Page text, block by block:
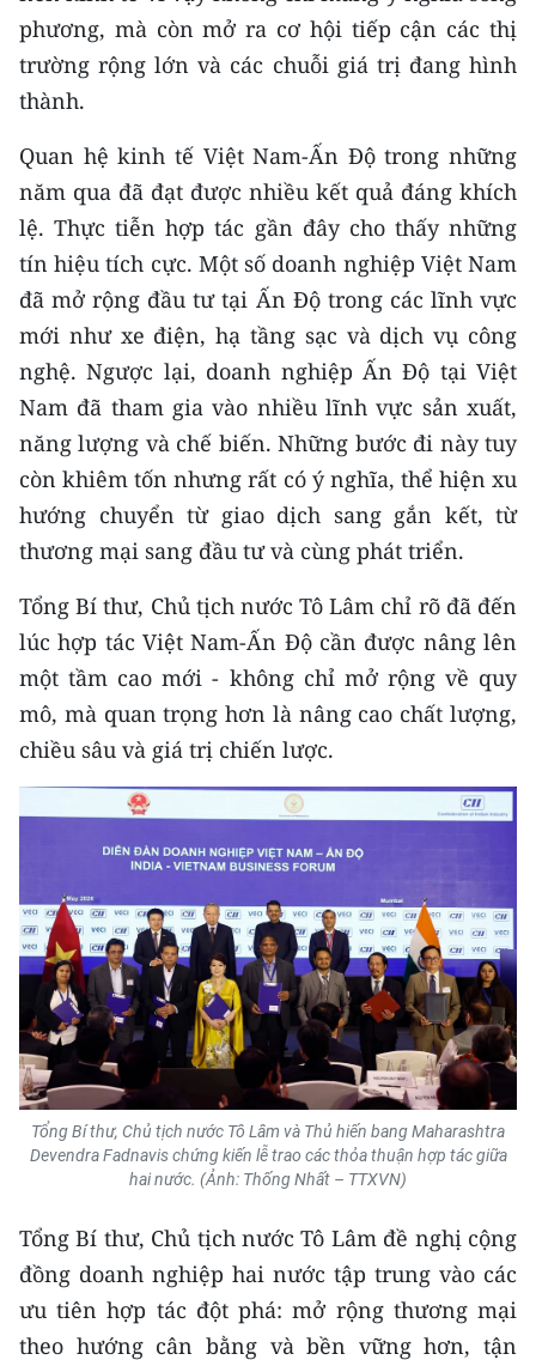
phương, mà còn mở ra cơ hội tiếp cận các thị
trường rộng lớn và các chuỗi giá trị đang hình
thành.
Quan hệ kinh tế Việt Nam-Ấn Độ trong những
năm qua đã đạt được nhiều kết quả đáng khích
lệ. Thực tiễn hợp tác gần đây cho thấy những
tín hiệu tích cực. Một số doanh nghiệp Việt Nam
đã mở rộng đầu tư tại Ấn Độ trong các lĩnh vực
mới như xe điện, hạ tầng sạc và dịch vụ công
nghệ. Ngược lại, doanh nghiệp Ấn Độ tại Việt
Nam đã tham gia vào nhiều lĩnh vực sản xuất,
năng lượng và chế biến. Những bước đi này tuy
còn khiêm tốn nhưng rất có ý nghĩa, thể hiện xu
hướng chuyển từ giao dịch sang gắn kết, từ
thương mại sang đầu tư và cùng phát triển.
Tổng Bí thư, Chủ tịch nước Tô Lâm chỉ rõ đã đến
lúc hợp tác Việt Nam-Ấn Độ cần được nâng lên
một tầm cao mới - không chỉ mở rộng về quy
mô, mà quan trọng hơn là nâng cao chất lượng,
chiều sâu và giá trị chiến lược.
Tổng Bí thư, Chủ tịch nước Tô Lâm và Thủ hiến bang Maharashtra
Devendra Fadnavis chứng kiến lễ trao các thỏa thuận hợp tác giữa
hai nước. (Ảnh: Thống Nhất – TTXVN)
Tổng Bí thư, Chủ tịch nước Tô Lâm đề nghị cộng
đồng doanh nghiệp hai nước tập trung vào các
ưu tiên hợp tác đột phá: mở rộng thương mại
theo hướng cân bằng và bền vững hơn, tận